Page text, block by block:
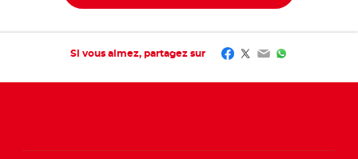
Si vous aimez, partagez sur Facebook
Twitter
EmailWhatsApp